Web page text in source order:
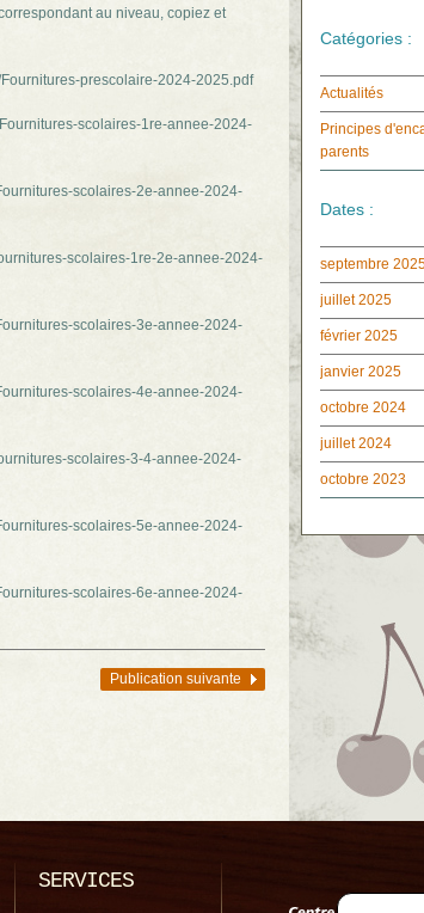
au niveau, copiez et
prescolaire-2024-2025.pdf
scolaires-1re-annee-2024-
scolaires-2e-annee-2024-
scolaires-1re-2e-annee-2024-
scolaires-3e-annee-2024-
scolaires-4e-annee-2024-
scolaires-3-4-annee-2024-
scolaires-5e-annee-2024-
scolaires-6e-annee-2024-
Publication suivante
Catégories :
Actualités
Principes
parents
Dates :
septembre
juillet 2025
février 2025
janvier 2025
octobre 2024
juillet 2024
octobre 2023
SERVICES